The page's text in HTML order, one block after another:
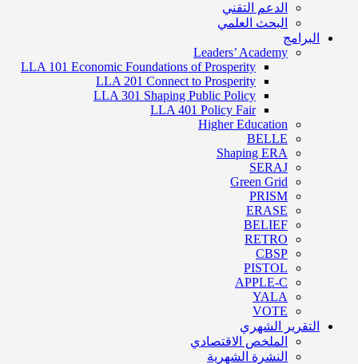
الدعم التقني
البحث العلمي
البرامج
Leaders’ Academy
LLA 101 Economic Foundations of Prosperity
LLA 201 Connect to Prosperity
LLA 301 Shaping Public Policy
LLA 401 Policy Fair
Higher Education
BELLE
Shaping ERA
SERAJ
Green Grid
PRISM
ERASE
BELIEF
RETRO
CBSP
PISTOL
APPLE-C
YALA
VOTE
التقرير الشهري
الملخص الاقتصادي
النشرة الشهرية